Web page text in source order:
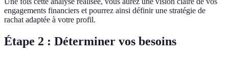
engagements financiers et pourrez ainsi définir une stratégie de
rachat adaptée à votre profil.
Étape 2 : Déterminer vos besoins